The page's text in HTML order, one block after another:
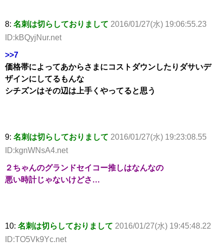
8: 名刺は切らしておりまして 2016/01/27(水) 19:06:55.23
ID:kBQyjNur.net
>>7
価格帯によってあからさまにコストダウンしたりダサいデ
ザインにしてるもんな
シチズンはその辺は上手くやってると思う
9: 名刺は切らしておりまして 2016/01/27(水) 19:23:08.55
ID:kgnWNsA4.net
２ちゃんのグランドセイコー推しはなんなの
悪い時計じゃないけどさ…
10: 名刺は切らしておりまして 2016/01/27(水) 19:45:48.22
ID:TO5Vk9Yc.net